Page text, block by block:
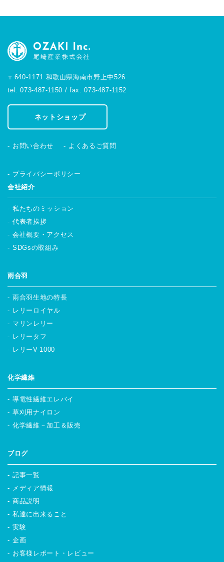
〒640-1171 和歌山県海南市野上中526
tel. 073-487-1150 / fax. 073-487-1152
ネットショップ
お問い合わせ よくあるご質問
プライバシーポリシー
会社紹介
私たちのミッション
代表者挨拶
会社概要・アクセス
SDGsの取組み
雨合羽
雨合羽生地の特長
レリーロイヤル
マリンレリー
レリータフ
レリーV-1000
化学繊維
導電性繊維エレバイ
草刈用ナイロン
化学繊維－加工＆販売
ブログ
記事一覧
メディア情報
商品説明
私達に出来ること
実験
企画
お客様レポート・レビュー